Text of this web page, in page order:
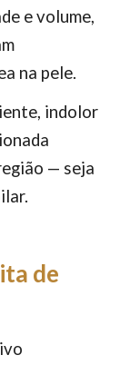
e volume,
na pele.
indolor
— seja
de